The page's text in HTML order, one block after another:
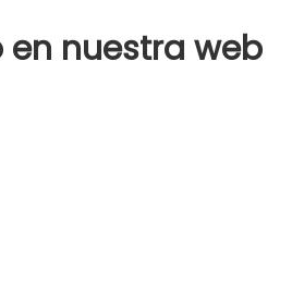
en nuestra web